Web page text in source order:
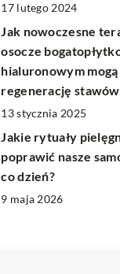
17 lutego 2024
Jak nowoczesne
osocze
hialuronowym
regenerację
13 stycznia 2025
Jakie rytuały
poprawić nasze
co dzień?
9 maja 2026